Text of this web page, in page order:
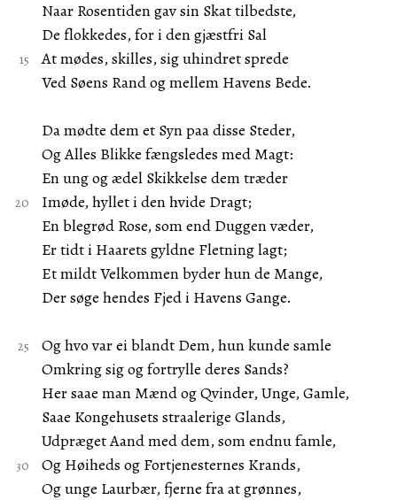
Naar Rosentiden gav sin Skat tilbedste,
De flokkedes, for i den gjæstfri Sal
At mødes, skilles, sig uhindret sprede
Ved Søens Rand og mellem Havens Bede.
Da mødte dem et Syn paa disse Steder,
Og Alles Blikke fængsledes med Magt:
En ung og ædel Skikkelse dem træder
Imøde, hyllet i den hvide Dragt;
En blegrød Rose, som end Duggen væder,
Er tidt i Haarets gyldne Fletning lagt;
Et mildt Velkommen byder hun de Mange,
Der søge hendes Fjed i Havens Gange.
Og hvo var ei blandt Dem, hun kunde samle
Omkring sig og fortrylle deres Sands?
Her saae man Mænd og Qvinder, Unge, Gamle,
Saae Kongehusets straalerige Glands,
Udpræget Aand med dem, som endnu famle,
Og Høiheds og Fortjenesternes Krands,
Og unge Laurbær, fjerne fra at grønnes,